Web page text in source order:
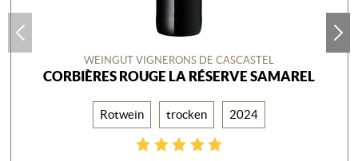
WEINGUT VIGNERONS DE CASCASTEL
CORBIÈRES ROUGE LA RÉSERVE SAMAREL
Rotwein trocken 2024